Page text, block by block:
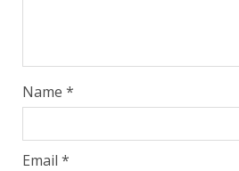
Name *
Email *